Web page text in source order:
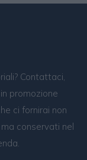
Contattaci,
promozione
ci fornirai non
conservati nel